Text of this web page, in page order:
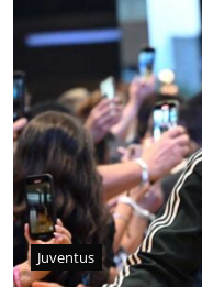
Juventus